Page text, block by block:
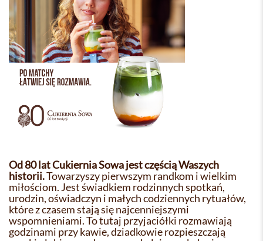
Od 80 lat Cukiernia Sowa jest częścią Waszych
historii.Towarzyszy pierwszym randkom i wielkim
miłościom. Jest świadkiem rodzinnych spotkań,
urodzin, oświadczyn i małych codziennych rytuałów,
które z czasem stają się najcenniejszymi
wspomnieniami. To tutaj przyjaciółki rozmawiają
godzinami przy kawie, dziadkowie rozpieszczają